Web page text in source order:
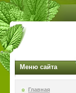
Меню сайта
Главная